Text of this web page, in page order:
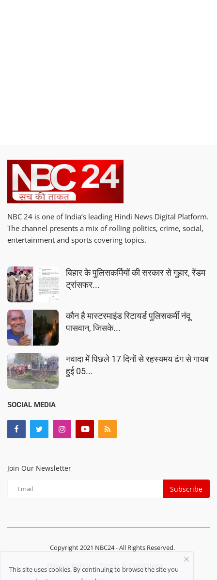
NBC 24 is one of India’s leading Hindi News Digital Platform.
The channel presents a mix of rolling politics, crime, social,
entertainment and sports covering topics.
बिहार के पुलिसकर्मियों की सरकार से गुहार, रेंडम
ट्रांसफर...
कौन है मास्टरमाइंड रिटायर्ड पुलिसकर्मी नंदू
पासवान, जिसके...
नवादा में पिछले 17 दिनों से रहस्यमय ढंग से गायब
हुई 05...
SOCIAL MEDIA
Join Our Newsletter
Subscribe
Copyright 2021 NBC24 - All Rights Reserved.
Privacy Policy Terms & Conditions
This site uses cookies. By continuing to browse the site you